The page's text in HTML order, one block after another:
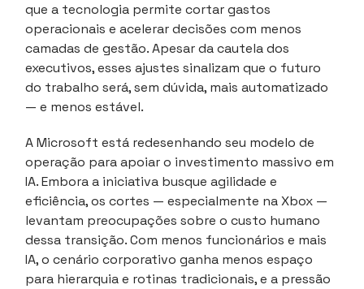
que a tecnologia permite cortar gastos
operacionais e acelerar decisões com menos
camadas de gestão. Apesar da cautela dos
executivos, esses ajustes sinalizam que o futuro
do trabalho será, sem dúvida, mais automatizado
— e menos estável.
A Microsoft está redesenhando seu modelo de
operação para apoiar o investimento massivo em
IA. Embora a iniciativa busque agilidade e
eficiência, os cortes — especialmente na Xbox —
levantam preocupações sobre o custo humano
dessa transição. Com menos funcionários e mais
IA, o cenário corporativo ganha menos espaço
para hierarquia e rotinas tradicionais, e a pressão